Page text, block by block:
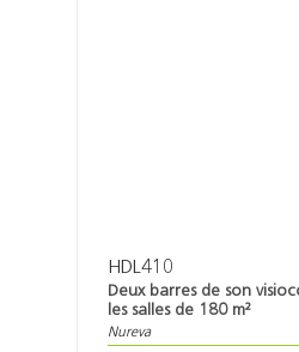
HDL410
Deux barres de son
les salles de 180 m²
Nureva